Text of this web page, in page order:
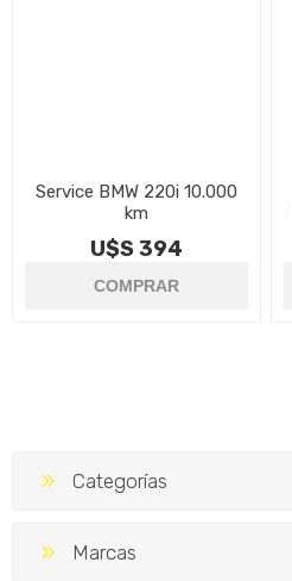
Service BMW 220i 10.000
km
U$S 394
Categorías
Marcas